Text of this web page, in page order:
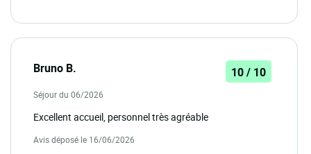
Bruno B. 10 / 10
Séjour du 06/2026
Excellent accueil, personnel très agréable
Avis déposé le 16/06/2026